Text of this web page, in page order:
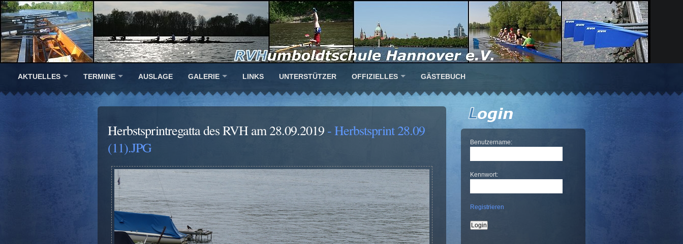
AKTUELLES TERMINE AUSLAGE GALERIE LINKS UNTERSTÜTZER OFFIZIELLES GÄSTEBUCH
Herbstsprintregatta des RVH am 28.09.2019 - Herbstsprint 28.09
(11).JPG
Benutzername:
Kennwort:
Registrieren